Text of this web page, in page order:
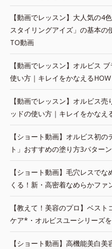
【動画でレッスン】大人気の4
スタイリングアイズ」の基本
TO動画
【動画でレッスン】オルビス
使い方｜キレイをかなえる
【動画でレッスン】オルビス
ッドの使い方｜キレイをかなえ
【ショート動画】オルビス初
ト」おすすめの塗り方3パターン
【ショート動画】毛穴レスで
くる！新・高密着なめらかフ
【教えて！美容のプロ】ベス
ケア*・オルビスユーシリーズを
【ショート動画】高機能美白